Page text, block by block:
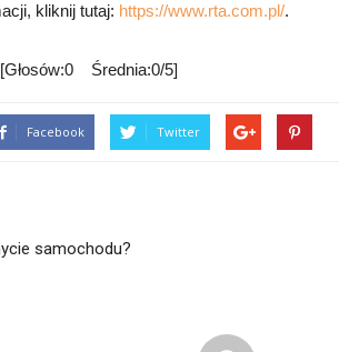
kliknij tutaj: https://www.rta.com.pl/.
[Głosów:0 Średnia:0/5]
Facebook Twitter
samochodu?